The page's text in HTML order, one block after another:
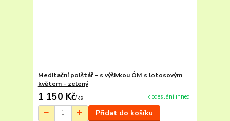
Meditační polštář - s výšivkou ÓM s lotosovým
květem - zelený
1 150 Kč/ks k odeslání ihned
Přidat do košíku